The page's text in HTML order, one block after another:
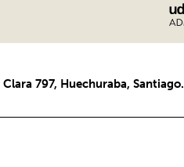
797, Huechuraba, Santiago.